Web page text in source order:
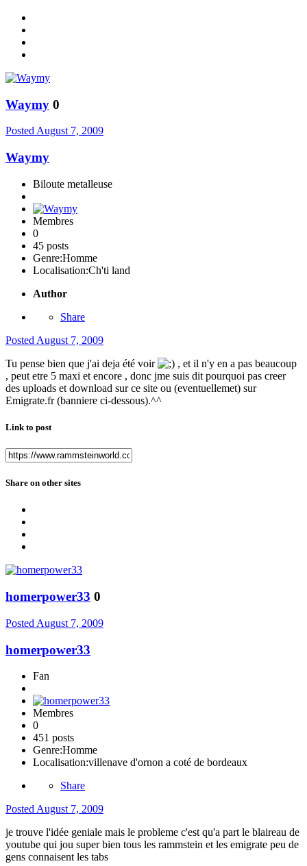
Waymy 0
Posted August 7, 2009
Waymy
Biloute metalleuse
Membres
0
45 posts
Genre:Homme
Localisation:Ch'ti land
Author
Share
Posted August 7, 2009
Tu pense bien que j'ai deja été voir
, et il n'y en a pas beaucoup
, peut etre 5 maxi et encore , donc jme suis dit pourquoi pas creer
des uploads et download sur ce site ou (eventuellemet) sur
Emigrate.fr (banniere ci-dessous).^^
Link to post
Share on other sites
homerpower33 0
Posted August 7, 2009
homerpower33
Fan
Membres
0
451 posts
Genre:Homme
Localisation:villenave d'ornon a coté de bordeaux
Share
Posted August 7, 2009
je trouve l'idée geniale mais le probleme c'est qu'a part le blaireau de
youtube qui jou super bien tous les rammstein et les emigrate peu de
gens connaisent les tabs